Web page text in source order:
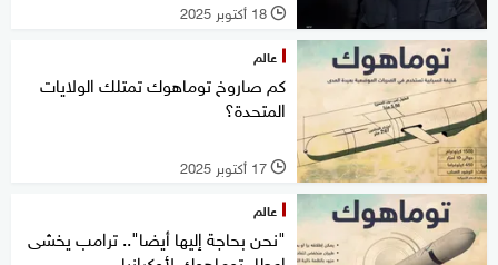
l 18 أكتوبر 2025
عالم
كم صاروخ توماهوك تمتلك الولايات
المتحدة؟
l 17 أكتوبر 2025
عالم
"نحن بحاجة إليها أيضا".. ترامب يخشى